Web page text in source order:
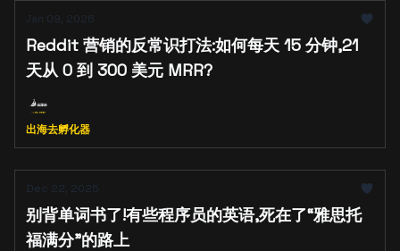
Jan 09, 2026
Reddit 营销的反常识打法:如何每天 15 分钟,21
天从 0 到 300 美元 MRR?
出海去孵化器
Dec 22, 2025
别背单词书了!有些程序员的英语,死在了“雅思托
福满分”的路上